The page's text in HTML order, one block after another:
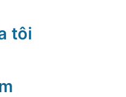
tôi